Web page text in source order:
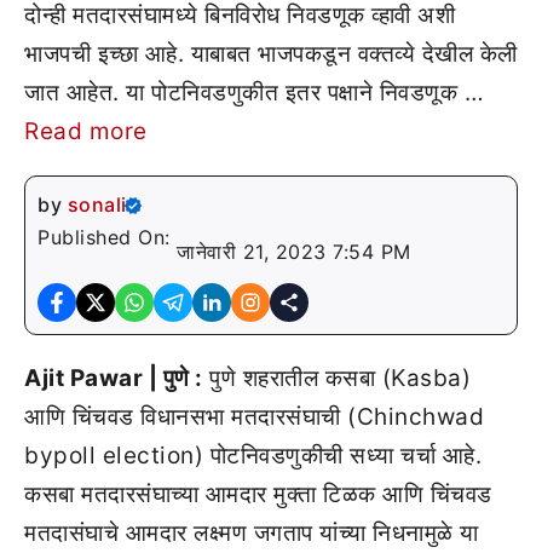
दोन्ही मतदारसंघामध्ये बिनविरोध निवडणूक व्हावी अशी
भाजपची इच्छा आहे. याबाबत भाजपकडून वक्तव्ये देखील केली
जात आहेत. या पोटनिवडणुकीत इतर पक्षाने निवडणूक …
Read more
by sonali
Published On:
जानेवारी 21, 2023 7:54 PM
Ajit Pawar | पुणे : पुणे शहरातील कसबा (Kasba)
आणि चिंचवड विधानसभा मतदारसंघाची (Chinchwad
bypoll election) पोटनिवडणुकीची सध्या चर्चा आहे.
कसबा मतदारसंघाच्या आमदार मुक्ता टिळक आणि चिंचवड
मतदासंघाचे आमदार लक्ष्मण जगताप यांच्या निधनामुळे या